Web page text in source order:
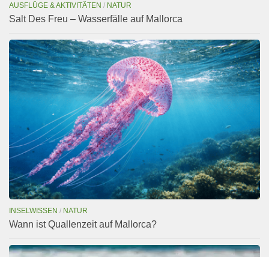
AUSFLÜGE & AKTIVITÄTEN / NATUR
Salt Des Freu – Wasserfälle auf Mallorca
INSELWISSEN / NATUR
Wann ist Quallenzeit auf Mallorca?